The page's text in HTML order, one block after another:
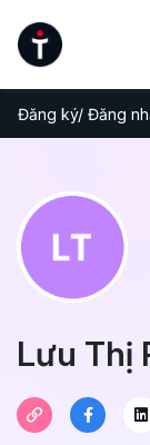
Đăng ký/ Đăng
Lưu Thị